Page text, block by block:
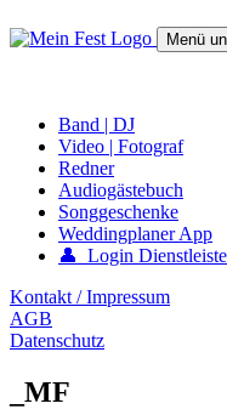
zum
Menü
Band | DJ
Video | Fotograf
Redner
Audiogästebuch
Songgeschenke
Weddingplaner App
👤 Login
Kontakt / Impressum
AGB
Datenschutz
_MF